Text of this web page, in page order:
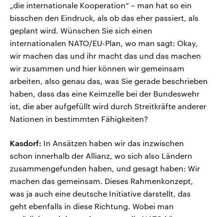
„die internationale Kooperation“ – man hat so ein
bisschen den Eindruck, als ob das eher passiert, als
geplant wird. Wünschen Sie sich einen
internationalen NATO/EU-Plan, wo man sagt: Okay,
wir machen das und ihr macht das und das machen
wir zusammen und hier können wir gemeinsam
arbeiten, also genau das, was Sie gerade beschrieben
haben, dass das eine Keimzelle bei der Bundeswehr
ist, die aber aufgefüllt wird durch Streitkräfte anderer
Nationen in bestimmten Fähigkeiten?
Kasdorf: In Ansätzen haben wir das inzwischen
schon innerhalb der Allianz, wo sich also Ländern
zusammengefunden haben, und gesagt haben: Wir
machen das gemeinsam. Dieses Rahmenkonzept,
was ja auch eine deutsche Initiative darstellt, das
geht ebenfalls in diese Richtung. Wobei man